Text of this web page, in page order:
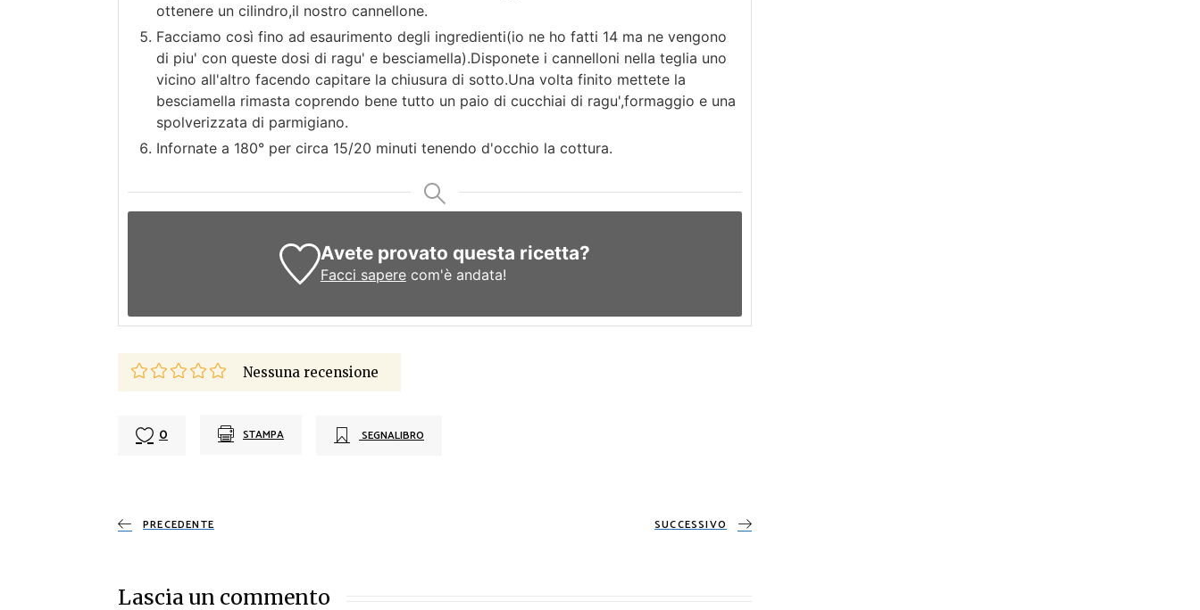
ottenere un cilindro,il nostro cannellone.
Facciamo così fino ad esaurimento degli ingredienti(io ne ho fatti 14 ma ne vengono
di piu' con queste dosi di ragu' e besciamella).Disponete i cannelloni nella teglia uno
vicino all'altro facendo capitare la chiusura di sotto.Una volta finito mettete la
besciamella rimasta coprendo bene tutto un paio di cucchiai di ragu',formaggio e una
spolverizzata di parmigiano.
Infornate a 180° per circa 15/20 minuti tenendo d'occhio la cottura.
Avete provato questa ricetta?
Facci saperecom'è andata!
Nessuna recensione
0 STAMPA SEGNALIBRO
PRECEDENTE SUCCESSIVO
Lascia un commento